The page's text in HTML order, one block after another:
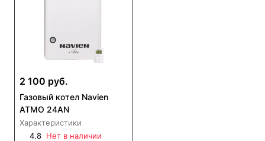
2 100 руб.
Газовый котел Navien
ATMO 24AN
Характеристики
4.8 Нет в наличии